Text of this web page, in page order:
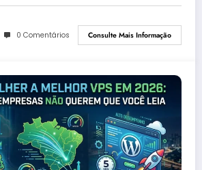
0 Comentários Consulte Mais Informação